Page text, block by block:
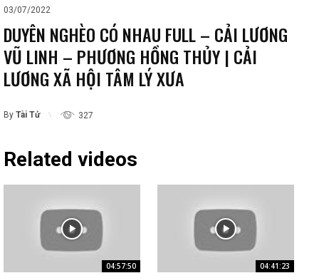
03/07/2022
DUYÊN NGHÈO CÓ NHAU FULL – CẢI LƯƠNG
VŨ LINH – PHƯƠNG HỒNG THỦY | CẢI
LƯƠNG XÃ HỘI TÂM LÝ XƯA
By Tài Tử 327
Related videos
04:57:50 04:41:23